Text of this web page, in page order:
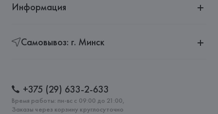
Информация
Самовывоз: г. Минск
+375 (29) 633-2-633
Время работы: пн-вс с 09:00 до 21:00,
Заказы через корзину круглосуточно